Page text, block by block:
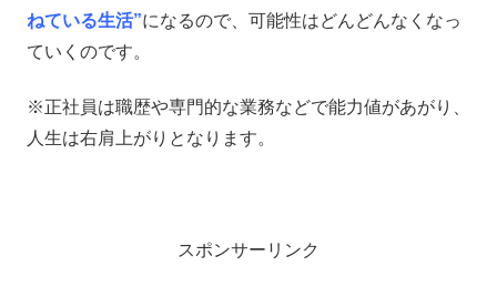
ねている生活”になるので、可能性はどんどんなくなっ
ていくのです。
※正社員は職歴や専門的な業務などで能力値があがり、
人生は右肩上がりとなります。
スポンサーリンク